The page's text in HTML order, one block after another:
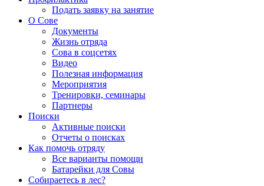
Подать заявку на занятие
О Сове
Документы
Жизнь отряда
Сова в соцсетях
Видео
Полезная информация
Мероприятия
Тренировки, семинары
Партнеры
Поиски
Активные поиски
Отчеты о поисках
Как помочь отряду
Все варианты помощи
Батарейки для Совы
Собираетесь в лес?